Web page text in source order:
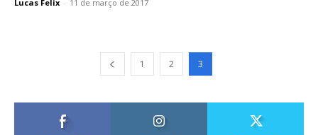
Lucas Felix - 11 de março de 2017
1 2 3